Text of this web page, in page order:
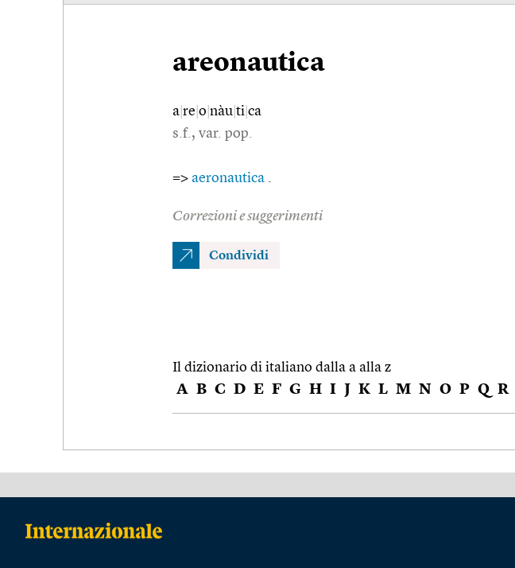
areonautica
a re o nàu ti ca
s.f., var. pop.
=> aeronautica .
Correzioni e suggerimenti
Condividi
Il dizionario di italiano dalla a alla z
A B C D E F G H I J K L M N O P Q R